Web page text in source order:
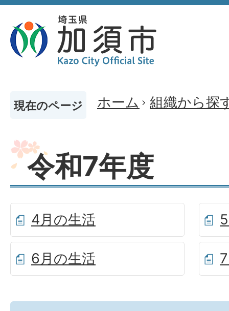
現在のページ ホーム 組織から探
令和7年度
4月の生活
6月の生活